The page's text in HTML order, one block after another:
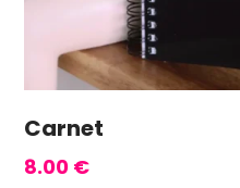
Carnet
8.00 €